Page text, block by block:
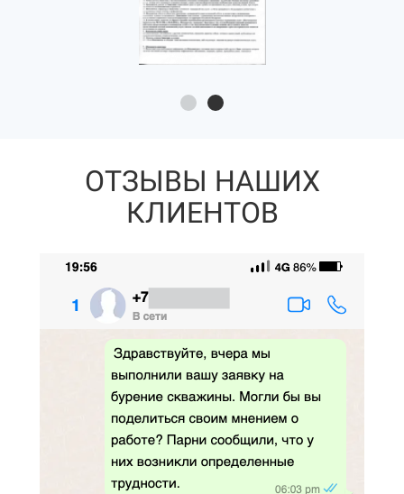
ОТЗЫВЫ НАШИХ
КЛИЕНТОВ